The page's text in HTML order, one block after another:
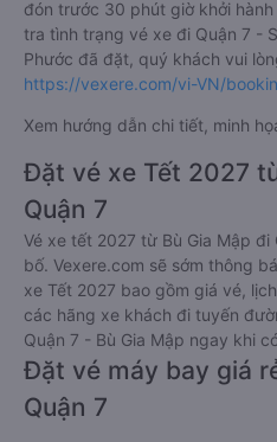
đón trước 30 phút giờ khởi
tra tình trạng vé xe đi Quận 7 -
Phước đã đặt, quý khách vui
https://vexere.com/vi-VN/
Xem hướng dẫn chi tiết, minh
Đặt vé xe Tết 2027
Quận 7
Vé xe tết 2027 từ Bù Gia Mập
bố. Vexere.com sẽ sớm thông
xe Tết 2027 bao gồm giá vé,
các hãng xe khách đi tuyến
Quận 7 - Bù Gia Mập ngay khi
Đặt vé máy bay giá
Quận 7